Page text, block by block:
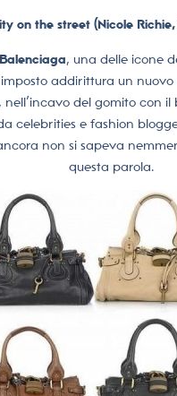
on the street (Nicole
, una delle icone
addirittura un nuovo
nell’incavo del gomito con
celebrities e fashion
non si sapeva
questa parola.